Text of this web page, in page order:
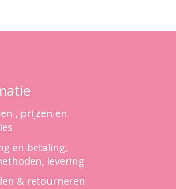
, prijzen en
en betaling,
levering
& retourneren